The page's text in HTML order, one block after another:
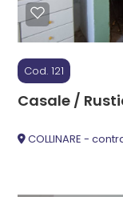
Cod. 121
Casale /
COLLINARE -
NEWS
CONTATTI
Massignano
Tipologia